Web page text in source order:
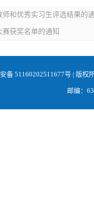
师和优秀实习生评选结果的
赛获奖名单的通知
备 51160202511677号 | 版权
邮编：